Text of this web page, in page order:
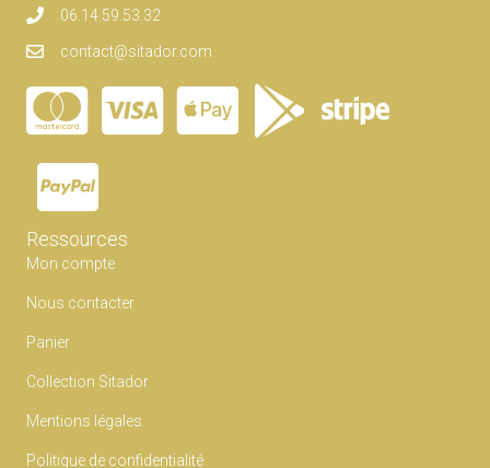
06.14.59.53.32
contact@sitador.com
Ressources
Mon compte
Nous contacter
Panier
Collection Sitador
Mentions légales
Politique de confidentialité